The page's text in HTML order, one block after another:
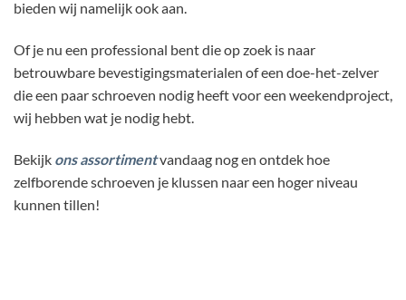
bieden wij namelijk ook aan.
Of je nu een professional bent die op zoek is naar
betrouwbare bevestigingsmaterialen of een doe-het-zelver
die een paar schroeven nodig heeft voor een weekendproject,
wij hebben wat je nodig hebt.
Bekijk ons assortimentvandaag nog en ontdek hoe
zelfborende schroeven je klussen naar een hoger niveau
kunnen tillen!